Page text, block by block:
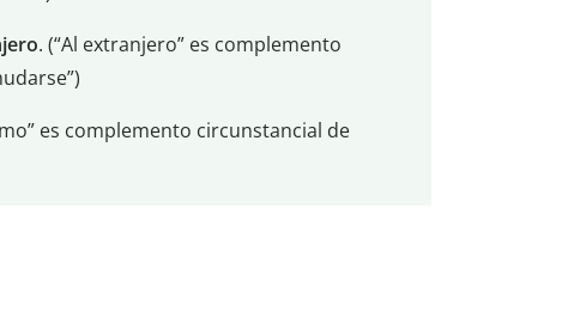
. (“Al extranjero” es complemento
es complemento circunstancial de